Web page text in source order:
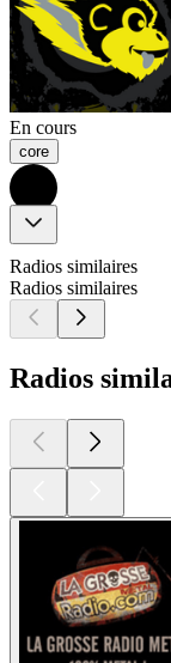
En cours
core
Radios similaires
Radios similaires
Radios